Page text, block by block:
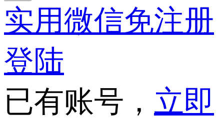
实用微信免注册
登陆
已有账号， 立即